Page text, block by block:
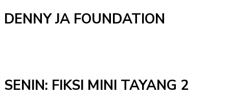
DENNY JA FOUNDATION
SENIN: FIKSI MINI TAYANG 2